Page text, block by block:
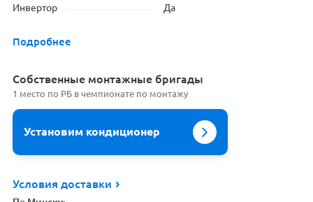
Инвертор Да
Подробнее
Cобственные монтажные бригады
1 место по РБ в чемпионате по монтажу
Установим кондиционер
Условия доставки